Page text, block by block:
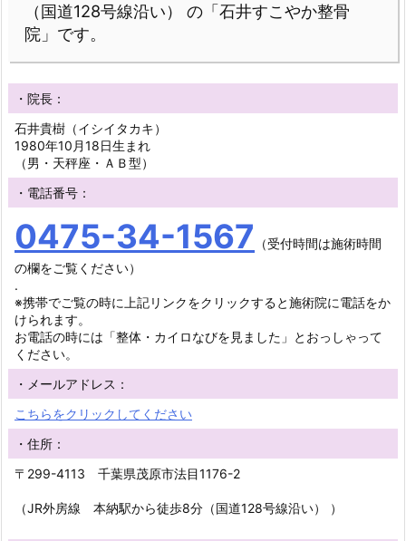
（国道128号線沿い） の「石井すこやか整骨
院」です。
・院長：
石井貴樹（イシイタカキ）
1980年10月18日生まれ
（男・天秤座・ＡＢ型）
・電話番号：
0475-34-1567
（受付時間は施術時間
の欄をご覧ください）
.
※携帯でご覧の時に上記リンクをクリックすると施術院に電話をか
けられます。
お電話の時には「整体・カイロなびを見ました」とおっしゃって
ください。
・メールアドレス：
こちらをクリックしてください
・住所：
〒299-4113 千葉県茂原市法目1176-2
（JR外房線 本納駅から徒歩8分（国道128号線沿い） ）